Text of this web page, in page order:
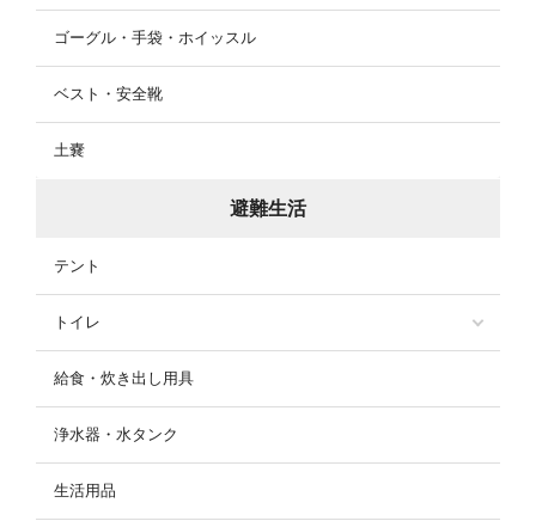
ゴーグル・手袋・ホイッスル
ベスト・安全靴
土嚢
避難生活
テント
トイレ
給食・炊き出し用具
浄水器・水タンク
生活用品